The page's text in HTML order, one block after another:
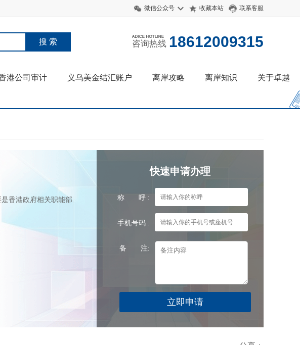
微信公众号 收藏本站 联系客服
咨询热线 18612009315
港公司审计 义乌美金结汇账户 离岸攻略 离岸知识 关于卓越
香港政府相关职能部
快速申请办理
称 呼 :
手机号码 :
备 注: